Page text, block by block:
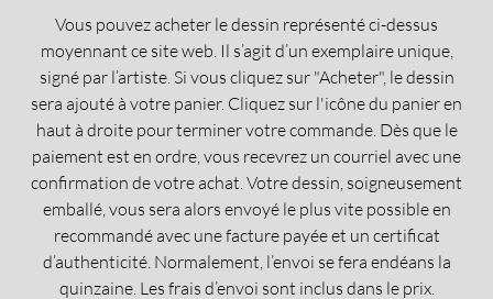
Vous pouvez acheter le dessin représenté ci-dessus
moyennant ce site web. Il s’agit d’un exemplaire unique,
signé par l’artiste. Si vous cliquez sur "Acheter", le dessin
sera ajouté à votre panier. Cliquez sur l'icône du panier en
haut à droite pour terminer votre commande. Dès que le
paiement est en ordre, vous recevrez un courriel avec une
confirmation de votre achat. Votre dessin, soigneusement
emballé, vous sera alors envoyé le plus vite possible en
recommandé avec une facture payée et un certificat
d’authenticité. Normalement, l’envoi se fera endéans la
quinzaine. Les frais d’envoi sont inclus dans le prix.